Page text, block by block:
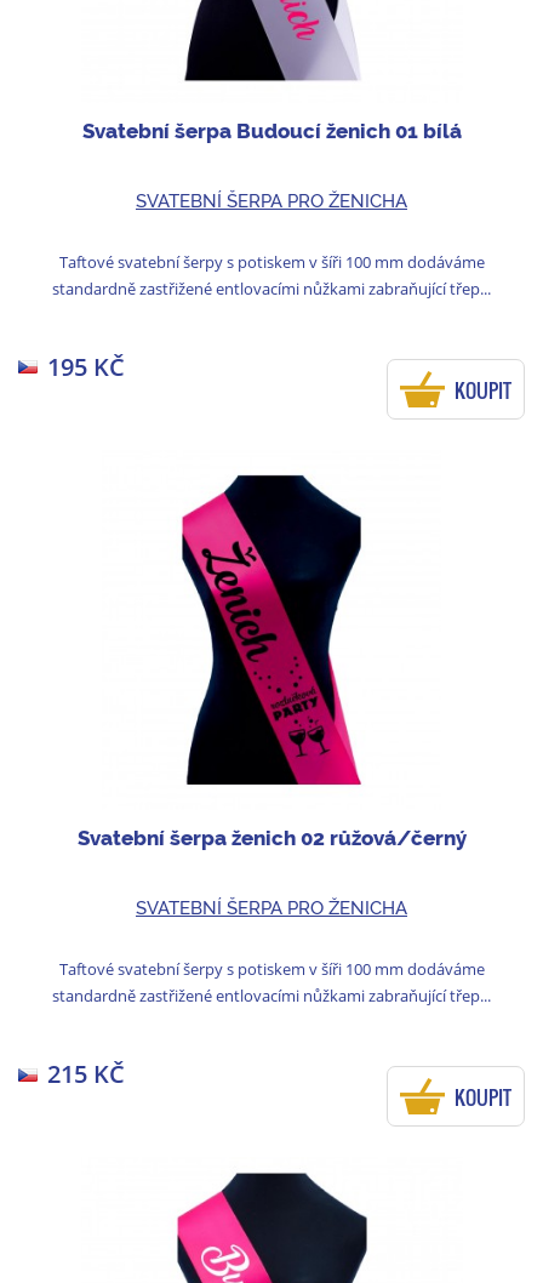
Svatební šerpa Budoucí ženich 01 bílá
SVATEBNÍ ŠERPA PRO ŽENICHA
Taftové svatební šerpy s potiskem v šíři 100 mm dodáváme
standardně zastřižené entlovacími nůžkami zabraňující třep...
195 KČ
KOUPIT
Svatební šerpa ženich 02 růžová/černý
SVATEBNÍ ŠERPA PRO ŽENICHA
Taftové svatební šerpy s potiskem v šíři 100 mm dodáváme
standardně zastřižené entlovacími nůžkami zabraňující třep...
215 KČ
KOUPIT